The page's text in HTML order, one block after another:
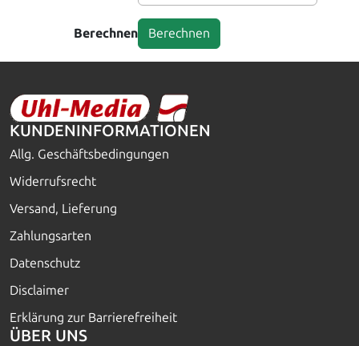
Berechnen
KUNDENINFORMATIONEN
Allg. Geschäftsbedingungen
Widerrufsrecht
Versand, Lieferung
Zahlungsarten
Datenschutz
Disclaimer
Erklärung zur Barrierefreiheit
ÜBER UNS